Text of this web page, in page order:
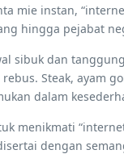
mie instan,
hingga pejabat
sibuk dan
Steak, ayam
dalam
menikmati
dengan